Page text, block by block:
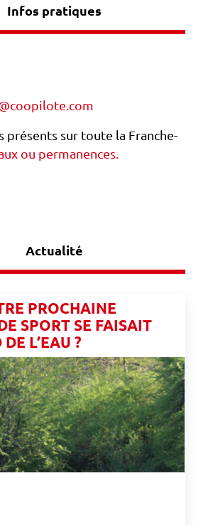
Infos pratiques
présents sur toute la Franche-
ou permanences.
Actualité
PROCHAINE
SPORT SE FAISAIT
L’EAU ?